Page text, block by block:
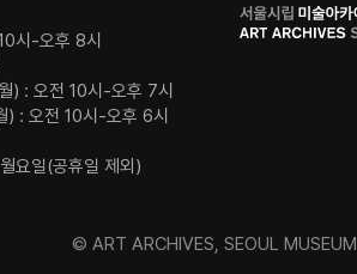
시-오후 8시
) : 오전 10시-오후 7시
) : 오전 10시-오후 6시
요일(공휴일 제외)
로
고
© ART ARCHIVES, SEOUL